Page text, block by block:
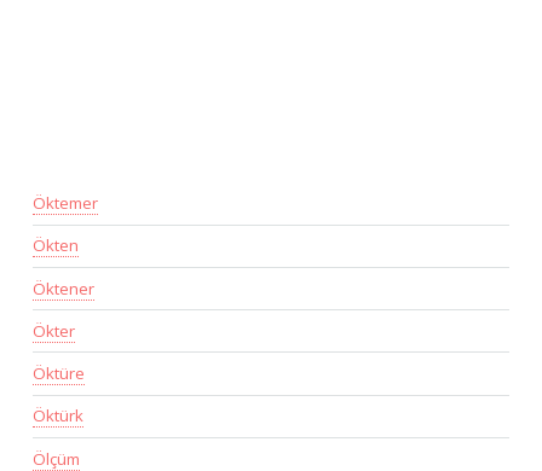
Öktemer
Ökten
Öktener
Ökter
Öktüre
Öktürk
Ölçüm